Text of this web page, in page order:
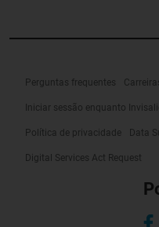
Perguntas frequentes
Iniciar sessão enquanto
Política de privacidade Data
Digital Services Act Request